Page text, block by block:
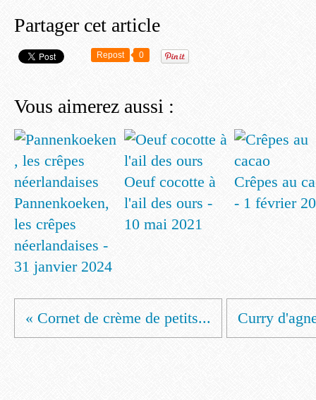
Partager cet article
Repost 0
Vous aimerez aussi :
Pannenkoeken,
les crêpes
néerlandaises -
31 janvier 2024
Oeuf cocotte à
l'ail des ours -
10 mai 2021
Crêpes au
- 1 février
« Cornet de crème de petits... Curry